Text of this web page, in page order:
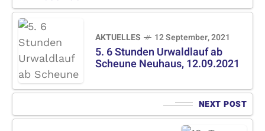
AKTUELLES 12 September, 2021
5. 6 Stunden Urwaldlauf ab
Scheune Neuhaus, 12.09.2021
NEXT POST